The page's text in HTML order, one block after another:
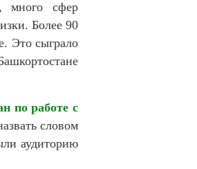
много сфер
Более 90
Это сыграло
по работе с
словом
аудиторию